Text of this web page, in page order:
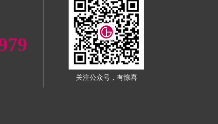
关注公众号，有惊喜